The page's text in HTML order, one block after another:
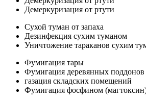
Демеркуризация от ртути
Сухой туман от запаха
Дезинфекция сухим туманом
Уничтожение тараканов сухим
Фумигация тары
Фумигация деревянных поддонов
газация складских помещений
Фумигация фосфином (магтоксин)